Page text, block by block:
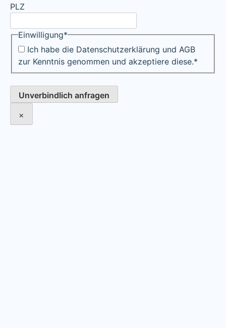
PLZ
Einwilligung*
Ich habe die Datenschutzerklärung und AGB
zur Kenntnis genommen und akzeptiere diese.*
Unverbindlich anfragen
×